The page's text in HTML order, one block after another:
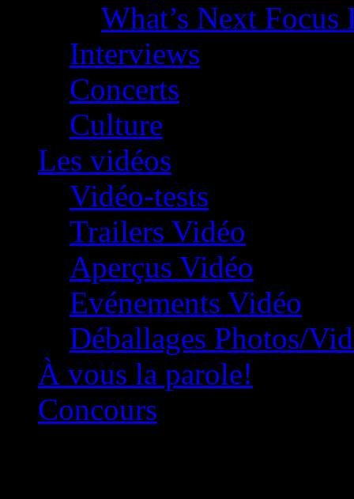
What’s Next
Interviews
Concerts
Culture
Les vidéos
Vidéo-tests
Trailers Vidéo
Aperçus Vidéo
Evénements Vidéo
Déballages Photos/
À vous la parole!
Concours